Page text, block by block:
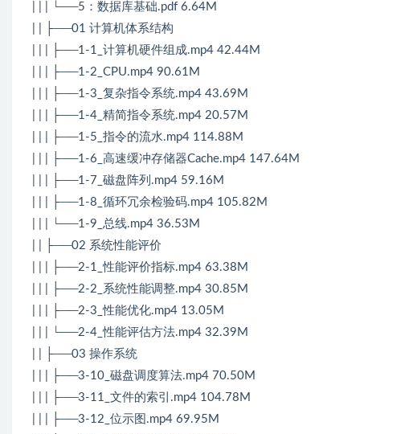
| | | └──5：数据库基础.pdf 6.64M
| | ├──01 计算机体系结构
| | | ├──1-1_计算机硬件组成.mp4 42.44M
| | | ├──1-2_CPU.mp4 90.61M
| | | ├──1-3_复杂指令系统.mp4 43.69M
| | | ├──1-4_精简指令系统.mp4 20.57M
| | | ├──1-5_指令的流水.mp4 114.88M
| | | ├──1-6_高速缓冲存储器Cache.mp4 147.64M
| | | ├──1-7_磁盘阵列.mp4 59.16M
| | | ├──1-8_循环冗余检验码.mp4 105.82M
| | | └──1-9_总线.mp4 36.53M
| | ├──02 系统性能评价
| | | ├──2-1_性能评价指标.mp4 63.38M
| | | ├──2-2_系统性能调整.mp4 30.85M
| | | ├──2-3_性能优化.mp4 13.05M
| | | └──2-4_性能评估方法.mp4 32.39M
| | ├──03 操作系统
| | | ├──3-10_磁盘调度算法.mp4 70.50M
| | | ├──3-11_文件的索引.mp4 104.78M
| | | ├──3-12_位示图.mp4 69.95M